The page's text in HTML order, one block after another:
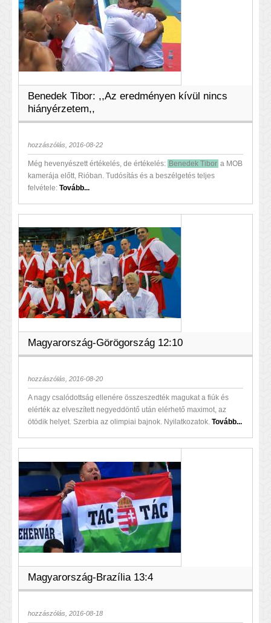
Benedek Tibor: ,,Az eredményen kívül nincs
hiányérzetem,,
hozzászólás, 2016-08-22
Még hevenyészett értékelés, de értékelés: Benedek Tibor a MOB
kamerája előtt, Rióban. Tudósítás és a beszélgetés teljes
felvétele: Tovább...
Magyarország-Görögország 12:10
hozzászólás, 2016-08-20
A nagy csalódottság ellenére összeszedték magukat a fiúk és
elérték az elveszített negyeddöntő után elérhető maximot, az
ötödik helyet. Szerbia az olimpiai bajnok. Nyilatkozatok. Tovább...
Magyarország-Brazília 13:4
hozzászólás, 2016-08-18